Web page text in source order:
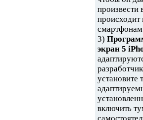
произвести
происходит
смартфонам
3)
экран 5
установите
включить